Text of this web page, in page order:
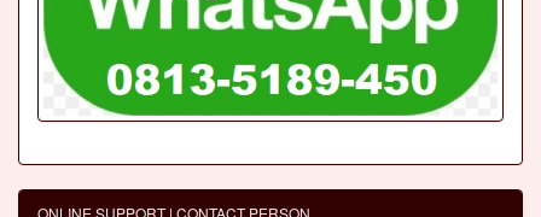
ONLINE SUPPORT | CONTACT PERSON